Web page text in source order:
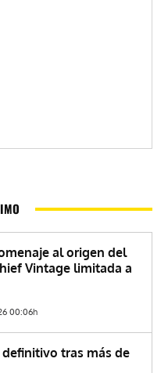
al origen del
Vintage limitada a
00:06h
tras más de